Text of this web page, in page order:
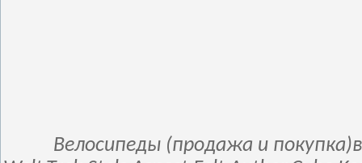
Велосипеды (продажа и